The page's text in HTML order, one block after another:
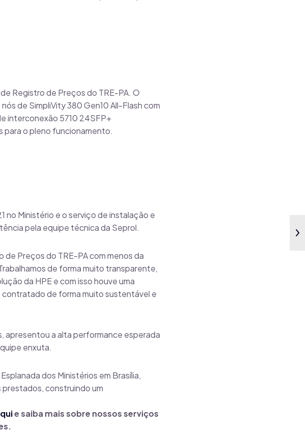
Registro de Preços do TRE-PA. O
de SimpliVity 380 Gen10 All-Flash com
interconexão 5710 24SFP+
para o pleno funcionamento.
no Ministério e o serviço de instalação e
pela equipe técnica da Seprol.
Preços do TRE-PA com menos da
de forma muito transparente,
da HPE e com isso houve uma
de forma muito sustentável e
apresentou a alta performance esperada
enxuta.
dos Ministérios em Brasília,
construindo um
e saiba mais sobre nossos serviços